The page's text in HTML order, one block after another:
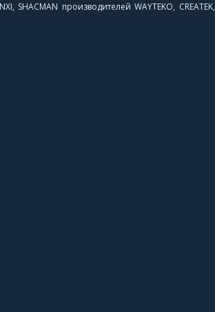
производителей WAYTEKO, CREATEK,